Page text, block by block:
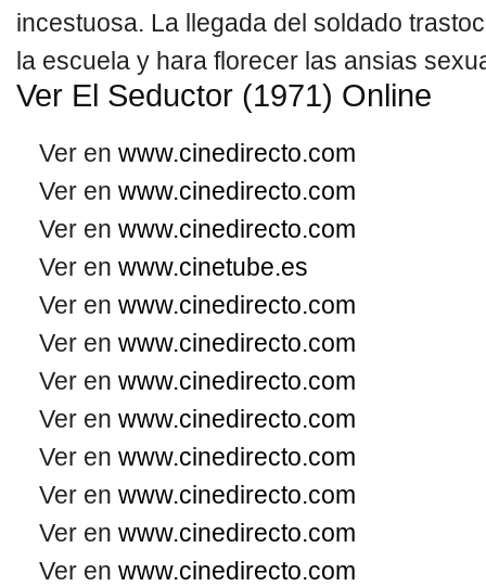
incestuosa. La llegada del soldado
la escuela y hara florecer las ansias
Ver El Seductor (1971) Online
Ver en www.cinedirecto.com
Ver en www.cinedirecto.com
Ver en www.cinedirecto.com
Ver en www.cinetube.es
Ver en www.cinedirecto.com
Ver en www.cinedirecto.com
Ver en www.cinedirecto.com
Ver en www.cinedirecto.com
Ver en www.cinedirecto.com
Ver en www.cinedirecto.com
Ver en www.cinedirecto.com
Ver en www.cinedirecto.com